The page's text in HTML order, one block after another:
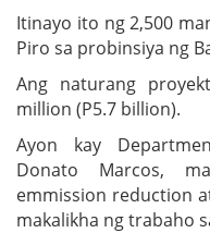
Itinayo ito ng 2,500
Piro sa probinsiya ng
Ang naturang
million (P5.7 billion).
Ayon kay
Donato Marcos,
emmission reduction
makalikha ng trabaho